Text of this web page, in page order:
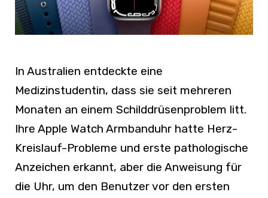
In Australien entdeckte eine
Medizinstudentin, dass sie seit mehreren
Monaten an einem Schilddrüsenproblem litt.
Ihre Apple Watch Armbanduhr hatte Herz-
Kreislauf-Probleme und erste pathologische
Anzeichen erkannt, aber die Anweisung für
die Uhr, um den Benutzer vor den ersten